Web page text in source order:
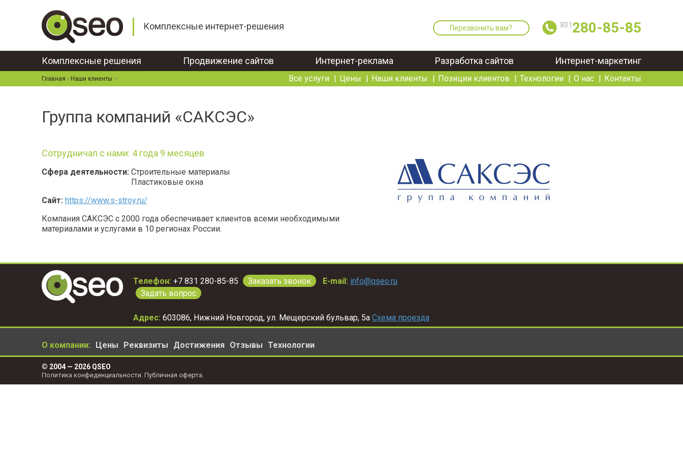
Комплексные интернет-решения Перезвонить вам? 831 280-85-85
Комплексные решения Продвижение сайтов Интернет-реклама Разработка сайтов Интернет-маркетинг
Все услуги Цены Наши клиенты Позиции клиентов Технологии О нас Контакты
Главная Наши клиенты
Группа компаний «САКСЭС»
Сотрудничал с нами: 4 года 9 месяцев
Сфера деятельности: Строительные материалы
Пластиковые окна
Сайт: https://www.s-stroy.ru/
Компания САКСЭС с 2000 года обеспечивает клиентов всеми необходимыми
материалами и услугами в 10 регионах России.
Телефон: +7 831 280-85-85 Заказать звонок E-mail: info@qseo.ru
Задать вопрос
Адрес: 603086, Нижний Новгород, ул. Мещерский бульвар, 5а Схема проезда
О компании Цены Реквизиты Достижения Отзывы Технологии
© 2004 — 2026 QSEO
Политика конфиденциальности. Публичная оферта.